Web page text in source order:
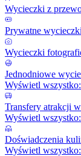
Wycieczki z
Prywatne
Wycieczki
Jednodniowe
Wyświetl
Transfery atrakcji
Wyświetl
Doświadczenia
Wyświetl